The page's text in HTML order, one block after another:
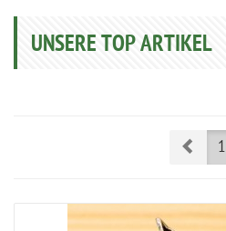
UNSERE TOP ARTIKEL
Prev1